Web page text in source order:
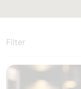
Filter